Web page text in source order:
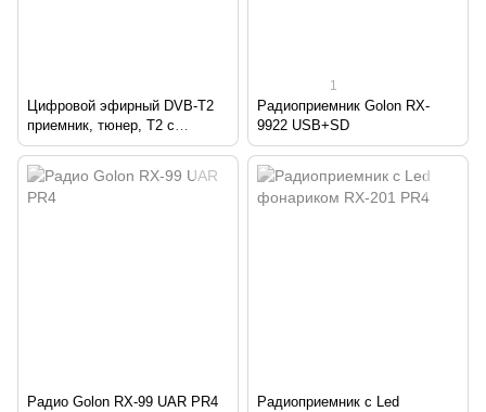
Цифровой эфирный DVB-T2
приемник, тюнер, T2 с
дисплеем и тюльпанами PR4
1
Радиоприемник Golon RX-
9922 USB+SD
Радио Golon RX-99 UAR PR4
Радиоприемник с Led